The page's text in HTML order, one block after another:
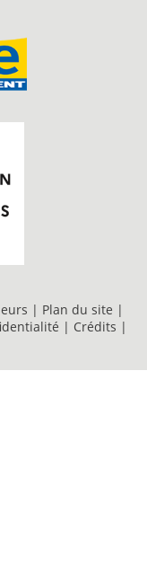
| Plan du site |
| Crédits |